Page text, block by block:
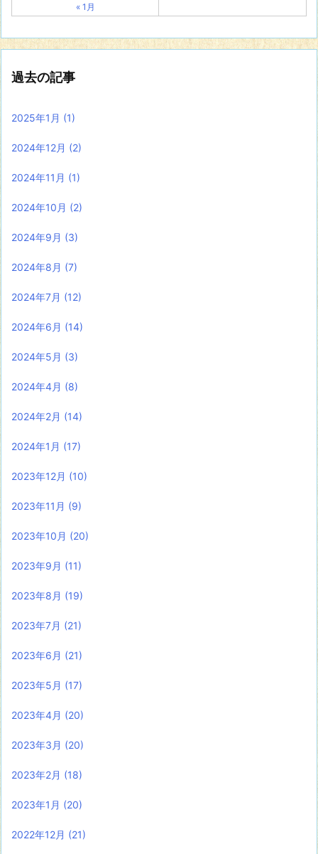
« 1月
過去の記事
2025年1月 (1)
2024年12月 (2)
2024年11月 (1)
2024年10月 (2)
2024年9月 (3)
2024年8月 (7)
2024年7月 (12)
2024年6月 (14)
2024年5月 (3)
2024年4月 (8)
2024年2月 (14)
2024年1月 (17)
2023年12月 (10)
2023年11月 (9)
2023年10月 (20)
2023年9月 (11)
2023年8月 (19)
2023年7月 (21)
2023年6月 (21)
2023年5月 (17)
2023年4月 (20)
2023年3月 (20)
2023年2月 (18)
2023年1月 (20)
2022年12月 (21)